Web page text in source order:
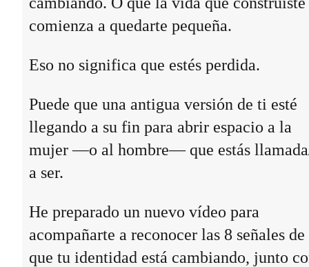
comienza a quedarte pequeña.
Eso no significa que estés perdida.
Puede que una antigua versión de ti esté
llegando a su fin para abrir espacio a la
mujer —o al hombre— que estás
a ser.
He preparado un nuevo vídeo para
acompañarte a reconocer las 8 señales de
que tu identidad está cambiando, junto